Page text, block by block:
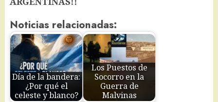
Noticias relacionadas:
Día de la bandera:
¿Por qué el
celeste y blanco?
Los Puestos de
Socorro en la
Guerra de
Malvinas